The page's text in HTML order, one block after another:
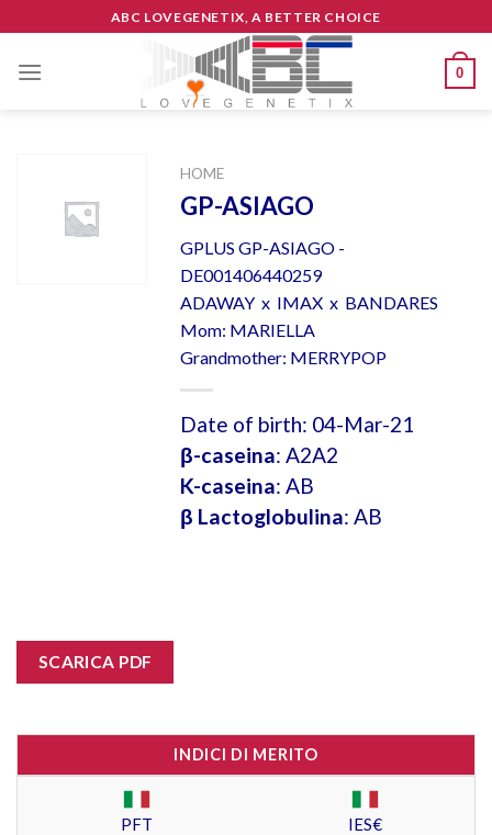
to
content
ABC LOVEGENETIX, A BETTER CHOICE
0
HOME
GP-ASIAGO
GPLUS GP-ASIAGO -
DE001406440259
ADAWAY x IMAX x BANDARES
Mom: MARIELLA
Grandmother: MERRYPOP
Date of birth: 04-Mar-21
β-caseina: A2A2
K-caseina: AB
β Lactoglobulina: AB
SCARICA PDF
INDICI DI MERITO
PFT IES€